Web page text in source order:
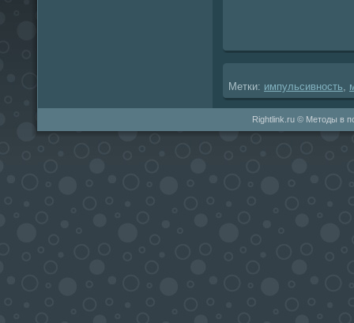
Метки: импульсивность
Rightlink.ru © Методы в